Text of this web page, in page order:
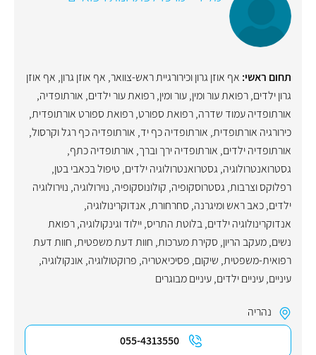
תחום ראשי: אף אוזן גרון וכירורגיית ראש-צוואר, אף אוזן גרון, אף אוזן
גרון ילדים,רפואת עור ומין,עור ומין,רפואת עור ילדים, אורתופדיה,
אורתופדיה עמוד שדרה,רפואת ספורט,רפואת ספורט אורתופדית,
כירורגיה אורתופדית, אורתופדיה כף יד, אורתופדיה כף רגל וקרסול,
אורתופדיה ילדים, אורתופדיה ירך וברך, אורתופדיה כתף,
גסטרואנטרולוגיה, גסטרואנטרולוגיה ילדים, טיפול בכאבי בטן,
רפלוקס וצרבות, גסטרוסקופיה, קולונוסקופיה, נוירולוגיה, נוירולוגיה
ילדים,כאב ראש ומיגרנה, סחרחורת, אנדוקרינולוגיה,
אנדוקרינולוגיה ילדים,בלוטת התריס,יילוד וגינקולוגיה, רפואת
נשים,מעקב הריון, סקירת מערכות, חוות דעת משפטית, חוות דעת
רפואית-משפטית, שיקום, פסיכיאטריה, פרוקטולוגיה, אונקולוגיה,
עיניים,עיניים ילדים,עיניים מבוגרים
נהריה
055-4313550